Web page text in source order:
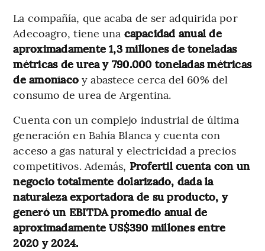
La compañía, que acaba de ser adquirida por
Adecoagro, tiene una capacidad anual de
aproximadamente 1,3 millones de toneladas
métricas de urea y 790.000 toneladas métricas
de amoníacoy abastece cerca del 60% del
consumo de urea de Argentina.
Cuenta con un complejo industrial de última
generación en Bahía Blanca y cuenta con
acceso a gas natural y electricidad a precios
competitivos. Además, Profertil cuenta con un
negocio totalmente dolarizado, dada la
naturaleza exportadora de su producto, y
generó un EBITDA promedio anual de
aproximadamente US$390 millones entre
2020 y 2024.